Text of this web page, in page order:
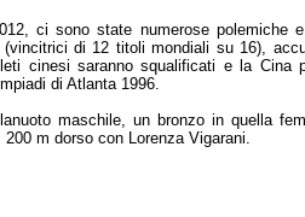
ci sono state numerose polemiche e
di 12 titoli mondiali su 16),
cinesi saranno squalificati e la Cina
di Atlanta 1996.
maschile, un bronzo in quella
m dorso con Lorenza Vigarani.